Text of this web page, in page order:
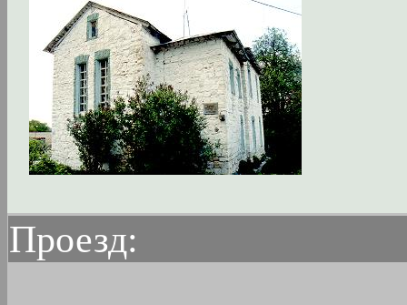
Проезд: